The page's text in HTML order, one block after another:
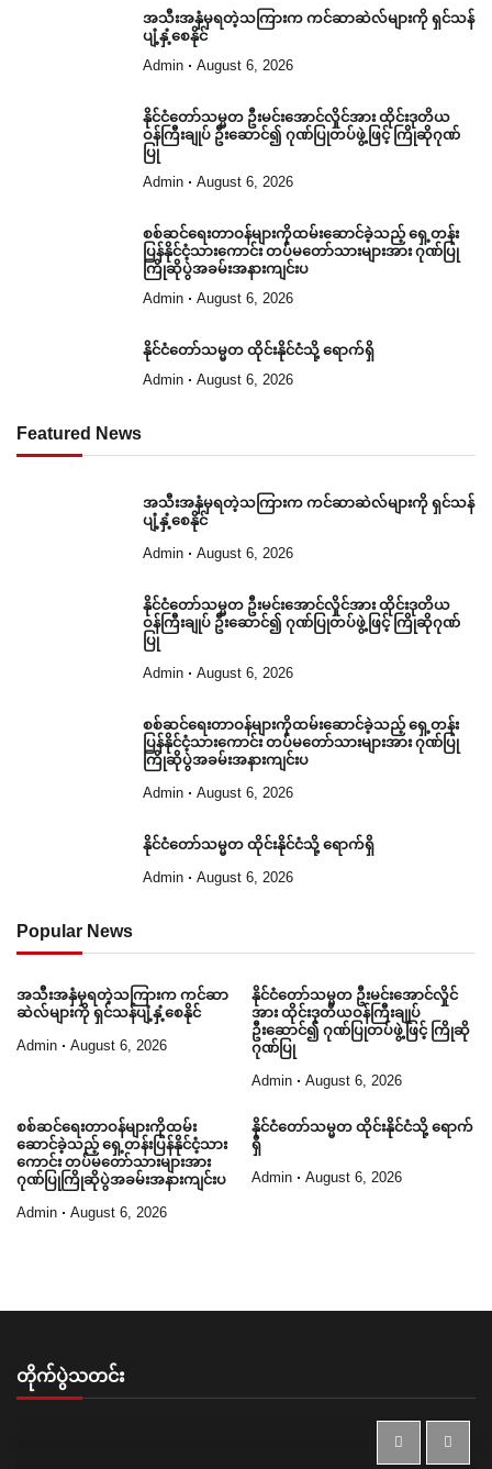
အသီးအနှံမှရတဲ့သကြားက ကင်ဆာဆဲလ်များကို ရှင်သန်
ပျံ့နှံ့စေနိုင်
Admin August 6, 2026
နိုင်ငံတော်သမ္မတ ဦးမင်းအောင်လှိုင်အား ထိုင်းဒုတိယ
ဝန်ကြီးချုပ် ဦးဆောင်၍ ဂုဏ်ပြုတပ်ဖွဲ့ဖြင့် ကြိုဆိုဂုဏ်
ပြု
Admin August 6, 2026
စစ်ဆင်ရေးတာဝန်များကိုထမ်းဆောင်ခဲ့သည့် ရှေ့တန်း
ပြန်နိုင်ငံ့သားကောင်း တပ်မတော်သားများအား ဂုဏ်ပြု
ကြိုဆိုပွဲအခမ်းအနားကျင်းပ
Admin August 6, 2026
နိုင်ငံတော်သမ္မတ ထိုင်းနိုင်ငံသို့ ရောက်ရှိ
Admin August 6, 2026
Featured News
အသီးအနှံမှရတဲ့သကြားက ကင်ဆာဆဲလ်များကို ရှင်သန်
ပျံ့နှံ့စေနိုင်
Admin August 6, 2026
နိုင်ငံတော်သမ္မတ ဦးမင်းအောင်လှိုင်အား ထိုင်းဒုတိယ
ဝန်ကြီးချုပ် ဦးဆောင်၍ ဂုဏ်ပြုတပ်ဖွဲ့ဖြင့် ကြိုဆိုဂုဏ်
ပြု
Admin August 6, 2026
စစ်ဆင်ရေးတာဝန်များကိုထမ်းဆောင်ခဲ့သည့် ရှေ့တန်း
ပြန်နိုင်ငံ့သားကောင်း တပ်မတော်သားများအား ဂုဏ်ပြု
ကြိုဆိုပွဲအခမ်းအနားကျင်းပ
Admin August 6, 2026
နိုင်ငံတော်သမ္မတ ထိုင်းနိုင်ငံသို့ ရောက်ရှိ
Admin August 6, 2026
Popular News
အသီးအနှံမှရတဲ့သကြားက ကင်ဆာ
ဆဲလ်များကို ရှင်သန်ပျံ့နှံ့စေနိုင်
Admin August 6, 2026
နိုင်ငံတော်သမ္မတ ဦးမင်းအောင်လှိုင်
အား ထိုင်းဒုတိယဝန်ကြီးချုပ်
ဦးဆောင်၍ ဂုဏ်ပြုတပ်ဖွဲ့ဖြင့် ကြိုဆို
ဂုဏ်ပြု
Admin August 6, 2026
စစ်ဆင်ရေးတာဝန်များကိုထမ်း
ဆောင်ခဲ့သည့် ရှေ့တန်းပြန်နိုင်ငံ့သား
ကောင်း တပ်မတော်သားများအား
ဂုဏ်ပြုကြိုဆိုပွဲအခမ်းအနားကျင်းပ
Admin August 6, 2026
နိုင်ငံတော်သမ္မတ ထိုင်းနိုင်ငံသို့ ရောက်
ရှိ
Admin August 6, 2026
တိုက်ပွဲသတင်း